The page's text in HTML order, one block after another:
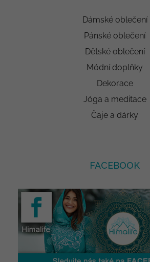
Dámské oblečení
Pánské oblečení
Dětské oblečení
Módní doplňky
Dekorace
Jóga a meditace
Čaje a dárky
FACEBOOK